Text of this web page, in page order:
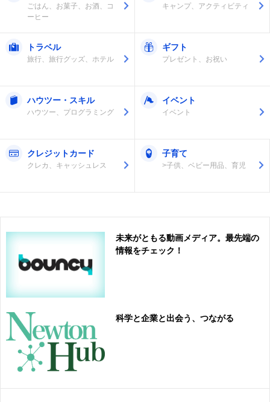
ごはん、お菓子、お酒、コ
ーヒー
キャンプ、アクティビティ
トラベル
旅行、旅行グッズ、ホテル
ギフト
プレゼント、お祝い
ハウツー・スキル
ハウツー、プログラミング
イベント
イベント
クレジットカード
クレカ、キャッシュレス
子育て
>子供、ベビー用品、育児
未来がともる動画メディア。最先端の
情報をチェック！
科学と企業と出会う、つながる